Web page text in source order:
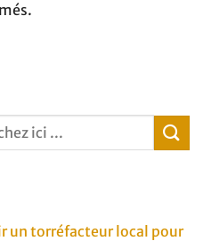
un torréfacteur local pour